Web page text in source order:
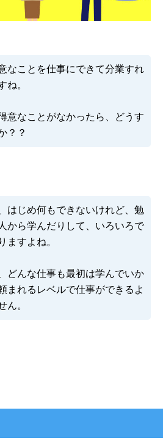
なことを仕事にできて分業すれ
ね。
意なことがなかったら、どうす
？？
はじめ何もできないけれど、勉
から学んだりして、いろいろで
ますよね。
どんな仕事も最初は学んでいか
まれるレベルで仕事ができるよ
ん。